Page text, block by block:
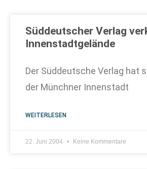
Süddeutscher Verlag
Innenstadtgelände
Der Süddeutsche Verlag hat
der Münchner Innenstadt
WEITERLESEN
22. Juni 2004 Keine Kommentare